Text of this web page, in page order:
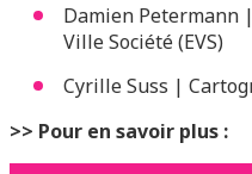
Damien Petermann
Ville Société (EVS)
Cyrille Suss |
>> Pour en savoir plus :